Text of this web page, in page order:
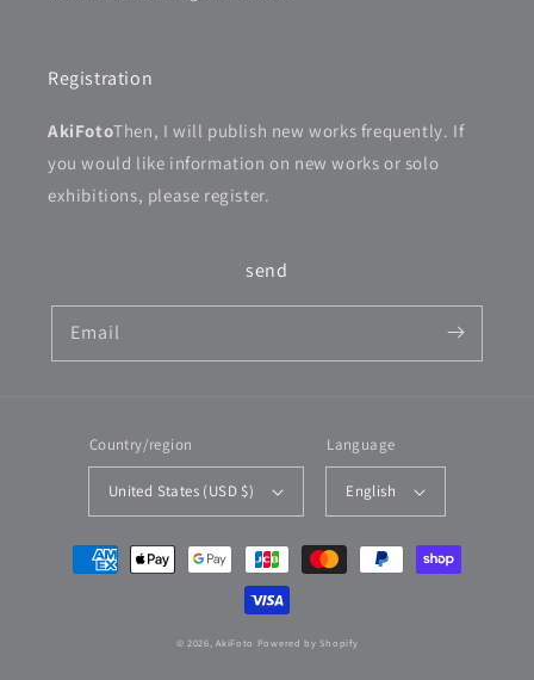
Registration
AkiFotoThen, I will publish new works frequently. If
you would like information on new works or solo
exhibitions, please register.
send
Email
Country/region
United States (USD $)
Language
English
Payment
methods
© 2026,AkiFoto Powered by Shopify